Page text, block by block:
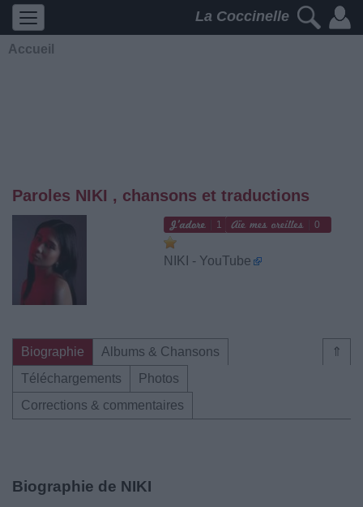
La Coccinelle
Accueil
Paroles NIKI , chansons et traductions
1 0
NIKI - YouTube
⇑
Biographie
Albums & Chansons
Téléchargements
Photos
Corrections & commentaires
Biographie de NIKI